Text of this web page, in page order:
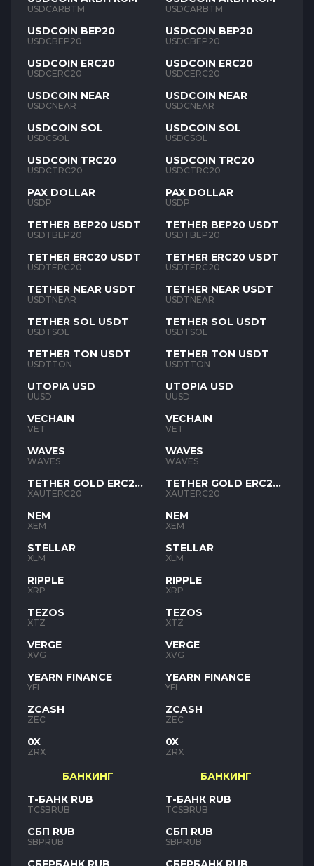
USDCARBTM
USDCOIN BEP20
USDCBEP20
USDCOIN ERC20
USDCERC20
USDCOIN NEAR
USDCNEAR
USDCOIN SOL
USDCSOL
USDCOIN TRC20
USDCTRC20
PAX DOLLAR
USDP
TETHER BEP20 USDT
USDTBEP20
TETHER ERC20 USDT
USDTERC20
TETHER NEAR USDT
USDTNEAR
TETHER SOL USDT
USDTSOL
TETHER TON USDT
USDTTON
UTOPIA USD
UUSD
VECHAIN
VET
WAVES
WAVES
TETHER GOLD ERC20
XAUT
XAUTERC20
NEM
XEM
STELLAR
XLM
RIPPLE
XRP
TEZOS
XTZ
VERGE
XVG
YEARN FINANCE
YFI
ZCASH
ZEC
0X
ZRX
БАНКИНГ
Т-БАНК RUB
TCSBRUB
СБП RUB
SBPRUB
USDCARBTM
USDCOIN BEP20
USDCBEP20
USDCOIN ERC20
USDCERC20
USDCOIN NEAR
USDCNEAR
USDCOIN SOL
USDCSOL
USDCOIN TRC20
USDCTRC20
PAX DOLLAR
USDP
TETHER BEP20 USDT
USDTBEP20
TETHER ERC20 USDT
USDTERC20
TETHER NEAR USDT
USDTNEAR
TETHER SOL USDT
USDTSOL
TETHER TON USDT
USDTTON
UTOPIA USD
UUSD
VECHAIN
VET
WAVES
WAVES
TETHER GOLD ERC20
XAUT
XAUTERC20
NEM
XEM
STELLAR
XLM
RIPPLE
XRP
TEZOS
XTZ
VERGE
XVG
YEARN FINANCE
YFI
ZCASH
ZEC
0X
ZRX
БАНКИНГ
Т-БАНК RUB
TCSBRUB
СБП RUB
SBPRUB